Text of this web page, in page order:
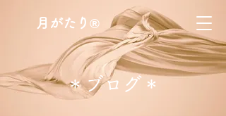
月がたり®
​＊ブログ＊